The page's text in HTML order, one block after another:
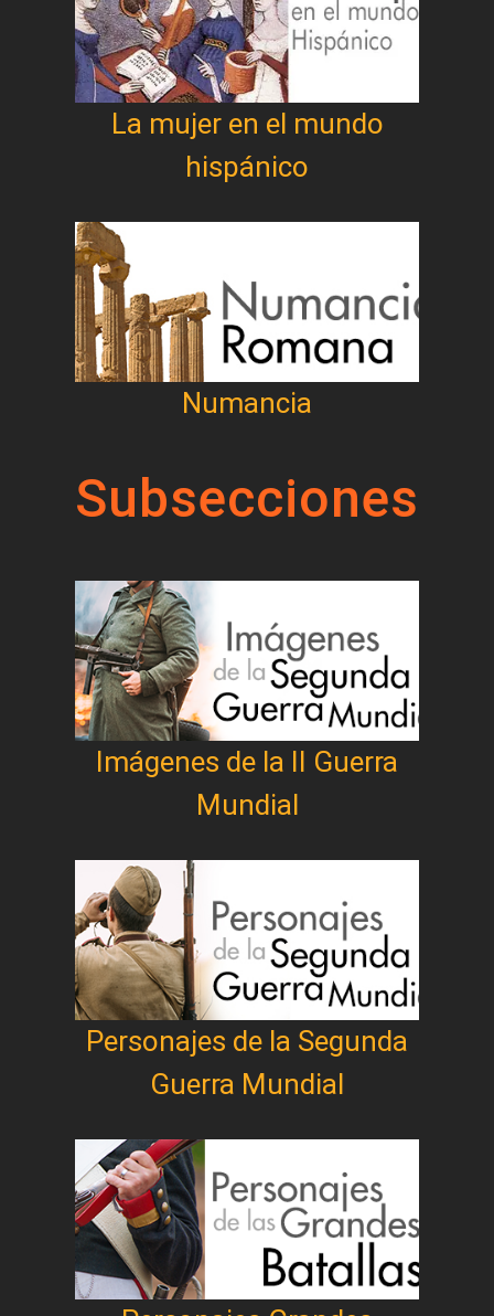
La mujer en el mundo
hispánico
Numancia
Subsecciones
Imágenes de la II Guerra
Mundial
Personajes de la Segunda
Guerra Mundial